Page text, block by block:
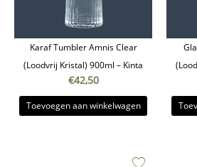
Karaf Tumbler Amnis Clear
(Loodvrij Kristal) 900ml – Kinta
€42,50
Toevoegen aan winkelwagen